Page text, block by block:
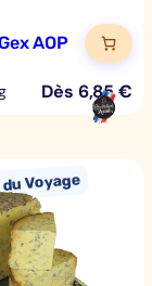
AOP
Dès 6,85€